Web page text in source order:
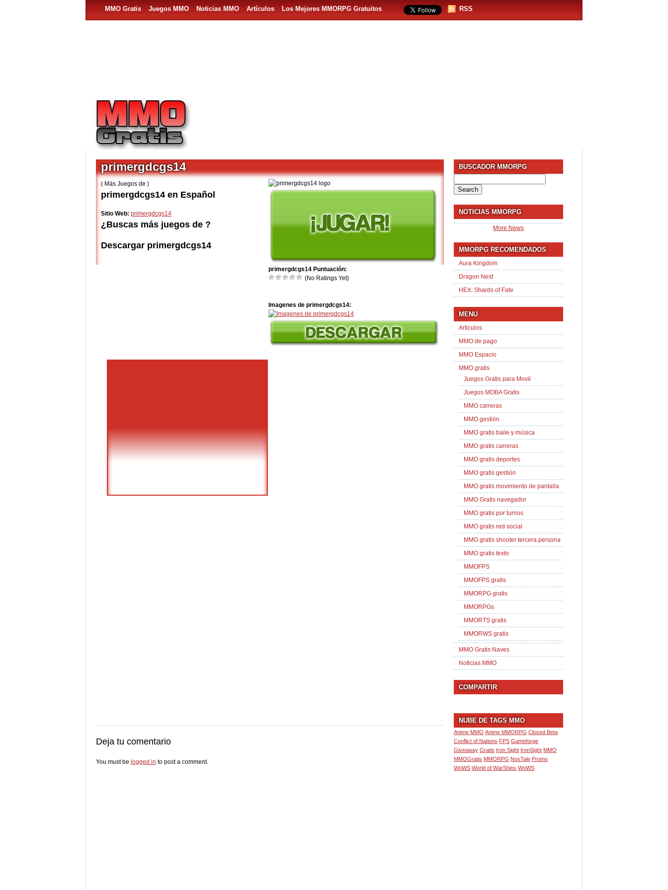
MMO Gratis Juegos MMO Noticias MMO Artículos Los Mejores MMORPG Gratuitos RSS
primergdcgs14 Puntuación:
(No Ratings Yet)
Imagenes de primergdcgs14:
primergdcgs14
( Más Juegos de )
primergdcgs14 en Español
Sitio Web: primergdcgs14
¿Buscas más juegos de ?
Descargar primergdcgs14
Deja tu comentario
You must be logged in to post a comment.
BUSCADOR MMORPG
for:
NOTICIAS MMORPG
More News
MMORPG RECOMENDADOS
Aura Kingdom
Dragon Nest
HEX: Shards of Fate
MENU
Articulos
MMO de pago
MMO Espacio
MMO gratis
Juegos Gratis para Movil
Juegos MOBA Gratis
MMO carreras
MMO gestión
MMO gratis baile y música
MMO gratis carreras
MMO gratis deportes
MMO gratis gestión
MMO gratis movimiento de pantalla
MMO Gratis navegador
MMO gratis por turnos
MMO gratis red social
MMO gratis shooter tercera persona
MMO gratis texto
MMOFPS
MMOFPS gratis
MMORPG gratis
MMORPGs
MMORTS gratis
MMORWS gratis
MMO Gratis Naves
Noticias MMO
COMPARTIR
NUBE DE TAGS MMO
Anime MMO Anime MMORPG Closed Beta
Conflict of Nations FPS Gameforge
Giveaway Gratis Iron Sight IronSight MMO
MMOGratis MMORPG NosTale Promo
WoWS World of WarShips WoWS